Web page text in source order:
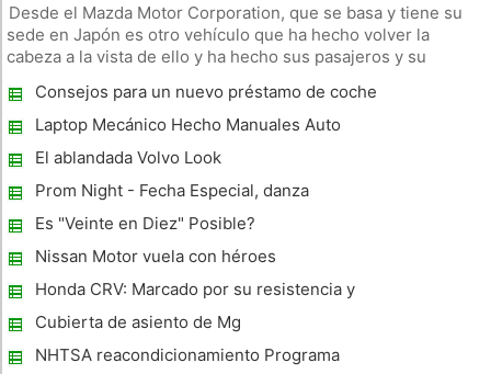
Desde el Mazda Motor Corporation, que se basa y tiene su
sede en Japón es otro vehículo que ha hecho volver la
cabeza a la vista de ello y ha hecho sus pasajeros y su
vehículo podría ofrecer. Este es el vehículo es el Mazda 323.
Es un coch
Consejos para un nuevo préstamo de coche
en India
Laptop Mecánico Hecho Manuales Auto
Arcaico
El ablandada Volvo Look
Prom Night - Fecha Especial, danza
especial, y un paseo muy especial - usted
ha alquilado una limusina
Es "Veinte en Diez" Posible?
Nissan Motor vuela con héroes
Honda CRV: Marcado por su resistencia y
fiabilidad
Cubierta de asiento de Mg
NHTSA reacondicionamiento Programa